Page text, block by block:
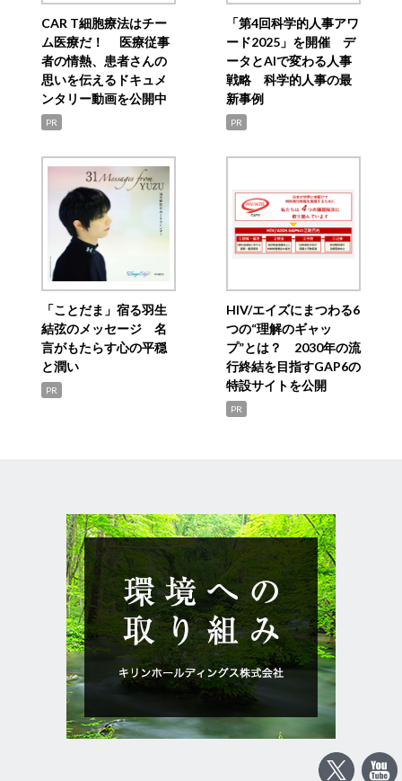
CAR T細胞療法はチー
ム医療だ！ 医療従事
者の情熱、患者さんの
思いを伝えるドキュメ
ンタリー動画を公開中
PR
「第4回科学的人事アワ
ード2025」を開催 デ
ータとAIで変わる人事
戦略 科学的人事の最
新事例
PR
「ことだま」宿る羽生
結弦のメッセージ 名
言がもたらす心の平穏
と潤い
PR
HIV/エイズにまつわる6
つの“理解のギャッ
プ”とは？ 2030年の流
行終結を目指すGAP6の
特設サイトを公開
PR